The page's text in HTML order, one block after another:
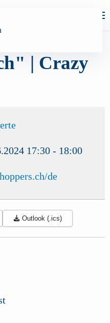
| Crazy
17:30 - 18:00
de
Outlook (.ics)